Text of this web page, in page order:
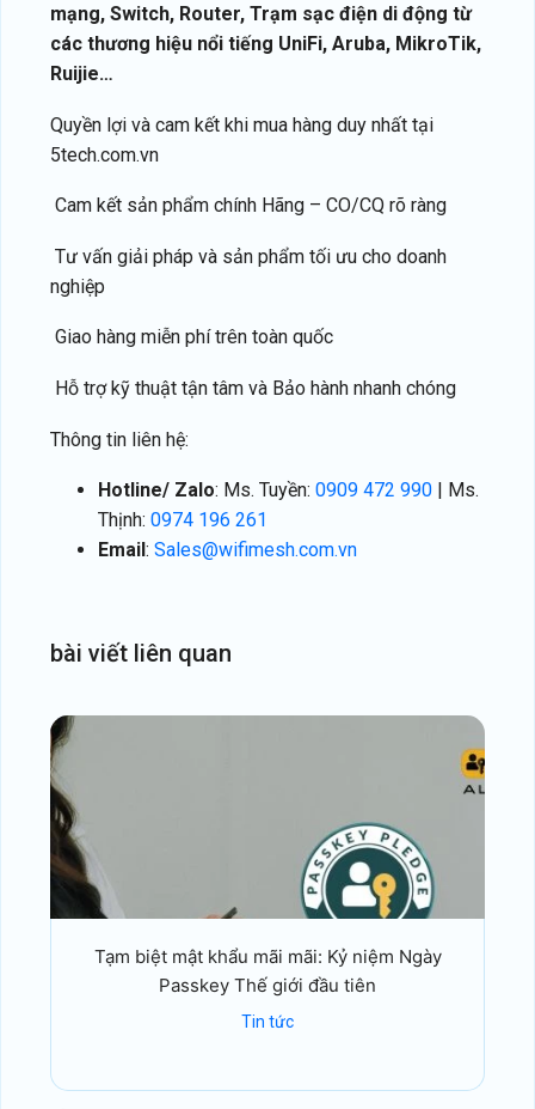
mạng, Switch, Router, Trạm sạc điện di động từ
các thương hiệu nổi tiếng UniFi, Aruba, MikroTik,
Ruijie…
Quyền lợi và cam kết khi mua hàng duy nhất tại
5tech.com.vn
Cam kết sản phẩm chính Hãng – CO/CQ rõ ràng
Tư vấn giải pháp và sản phẩm tối ưu cho doanh
nghiệp
Giao hàng miễn phí trên toàn quốc
Hỗ trợ kỹ thuật tận tâm và Bảo hành nhanh chóng
Thông tin liên hệ:
Hotline/ Zalo: Ms. Tuyền: 0909 472 990 | Ms.
Thịnh: 0974 196 261
Email: Sales@wifimesh.com.vn
bài viết liên quan
Tạm biệt mật khẩu mãi mãi: Kỷ niệm Ngày
Passkey Thế giới đầu tiên
Tin tức